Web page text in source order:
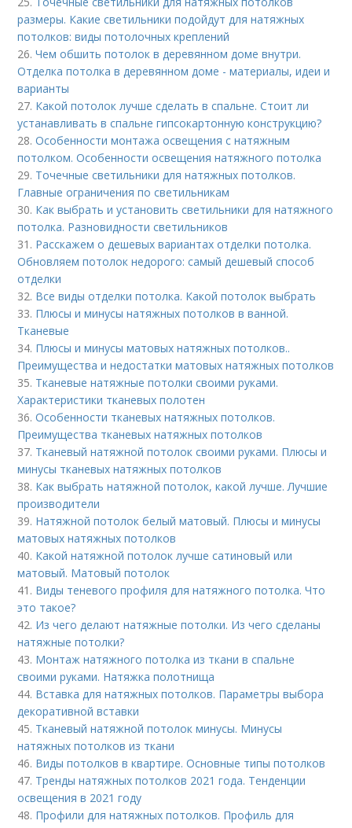
размеры. Какие светильники подойдут для натяжных
потолков: виды потолочных креплений
26.Чем обшить потолок в деревянном доме внутри.
Отделка потолка в деревянном доме - материалы, идеи и
варианты
27. Какой потолок лучше сделать в спальне. Стоит ли
устанавливать в спальне гипсокартонную конструкцию?
28.Особенности монтажа освещения с натяжным
потолком. Особенности освещения натяжного потолка
29. Точечные светильники для натяжных потолков.
Главные ограничения по светильникам
30. Как выбрать и установить светильники для натяжного
потолка. Разновидности светильников
31. Расскажем о дешевых вариантах отделки потолка.
Обновляем потолок недорого: самый дешевый способ
отделки
32. Все виды отделки потолка. Какой потолок выбрать
33. Плюсы и минусы натяжных потолков в ванной.
Тканевые
34. Плюсы и минусы матовых натяжных потолков..
Преимущества и недостатки матовых натяжных потолков
35. Тканевые натяжные потолки своими руками.
Характеристики тканевых полотен
36.Особенности тканевых натяжных потолков.
Преимущества тканевых натяжных потолков
37. Тканевый натяжной потолок своими руками. Плюсы и
минусы тканевых натяжных потолков
38. Как выбрать натяжной потолок, какой лучше. Лучшие
производители
39. Натяжной потолок белый матовый. Плюсы и минусы
матовых натяжных потолков
40. Какой натяжной потолок лучше сатиновый или
матовый. Матовый потолок
41. Виды теневого профиля для натяжного потолка. Что
это такое?
42. Из чего делают натяжные потолки. Из чего сделаны
натяжные потолки?
43. Монтаж натяжного потолка из ткани в спальне
своими руками. Натяжка полотнища
44. Вставка для натяжных потолков. Параметры выбора
декоративной вставки
45. Тканевый натяжной потолок минусы. Минусы
натяжных потолков из ткани
46. Виды потолков в квартире. Основные типы потолков
47. Тренды натяжных потолков 2021 года. Тенденции
освещения в 2021 году
48. Профили для натяжных потолков. Профиль для